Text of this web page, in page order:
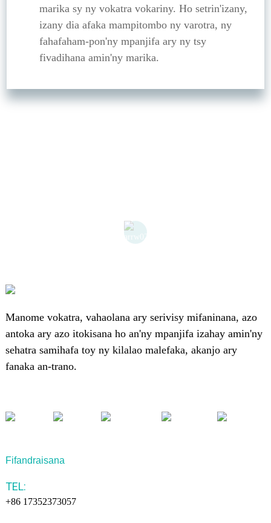
marika sy ny vokatra vokariny. Ho setrin'izany,
izany dia afaka mampitombo ny varotra, ny
fahafaham-pon'ny mpanjifa ary ny tsy
fivadihana amin'ny marika.
Manome vokatra, vahaolana ary serivisy mifaninana, azo
antoka ary azo itokisana ho an'ny mpanjifa izahay amin'ny
sehatra samihafa toy ny kilalao malefaka, akanjo ary
fanaka an-trano.
Fifandraisana
TEL:
+86 17352373057